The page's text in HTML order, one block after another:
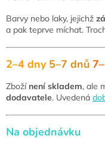
Barvy nebo laky, jejichž
a pak teprve míchat.
2–4 dny 5–7 dnů
Zboží není skladem, ale
dodavatele. Uvedená
Na objednávku